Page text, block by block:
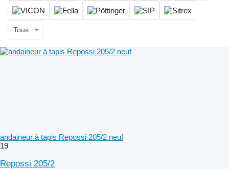
Tous
andaineur à tapis Repossi 205/2 neuf
19
Repossi 205/2